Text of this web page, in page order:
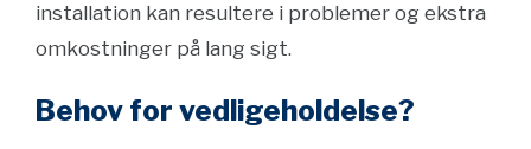
installation kan resultere i problemer og ekstra
omkostninger på lang sigt.
Behov for vedligeholdelse?